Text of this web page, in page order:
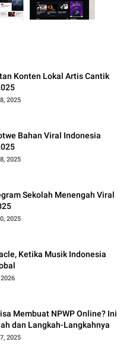
Konten Lokal Artis Cantik
2025
Bahan Viral Indonesia
2025
Sekolah Menengah Viral
2025
Ketika Musik Indonesia
Membuat NPWP Online? Ini
dan Langkah-Langkahnya
2025